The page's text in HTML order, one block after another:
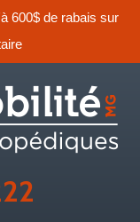
600$ de rabais sur